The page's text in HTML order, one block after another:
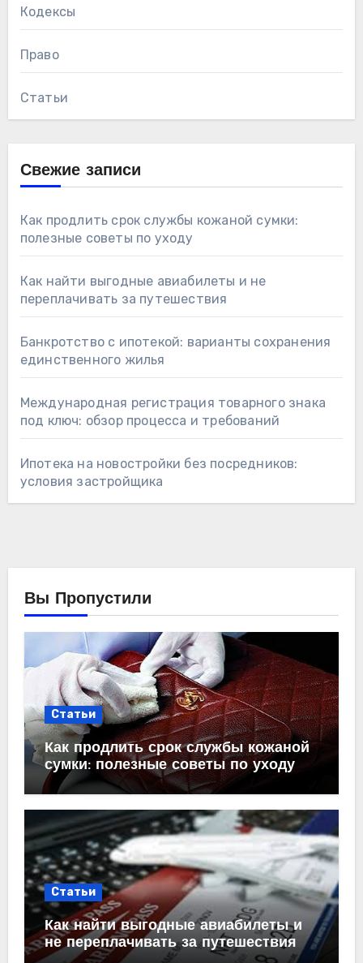
Кодексы
Право
Статьи
Свежие записи
Как продлить срок службы кожаной сумки:
полезные советы по уходу
Как найти выгодные авиабилеты и не
переплачивать за путешествия
Банкротство с ипотекой: варианты сохранения
единственного жилья
Международная регистрация товарного знака
под ключ: обзор процесса и требований
Ипотека на новостройки без посредников:
условия застройщика
Вы Пропустили
Статьи
Как продлить срок службы кожаной
сумки: полезные советы по уходу
Статьи
Как найти выгодные авиабилеты и
не переплачивать за путешествия